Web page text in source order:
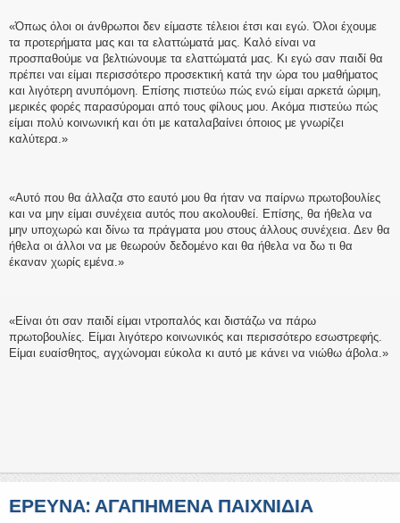
«Όπως όλοι οι άνθρωποι δεν είμαστε τέλειοι έτσι και εγώ. Όλοι έχουμε
τα προτερήματα μας και τα ελαττώματά μας. Καλό είναι να
προσπαθούμε να βελτιώνουμε τα ελαττώματά μας. Κι εγώ σαν παιδί θα
πρέπει ναι είμαι περισσότερο προσεκτική κατά την ώρα του μαθήματος
και λιγότερη ανυπόμονη. Επίσης πιστεύω πώς ενώ είμαι αρκετά ώριμη,
μερικές φορές παρασύρομαι από τους φίλους μου. Ακόμα πιστεύω πώς
είμαι πολύ κοινωνική και ότι με καταλαβαίνει όποιος με γνωρίζει
καλύτερα.»
«Αυτό που θα άλλαζα στο εαυτό μου θα ήταν να παίρνω πρωτοβουλίες
και να μην είμαι συνέχεια αυτός που ακολουθεί. Επίσης, θα ήθελα να
μην υποχωρώ και δίνω τα πράγματα μου στους άλλους συνέχεια. Δεν θα
ήθελα οι άλλοι να με θεωρούν δεδομένο και θα ήθελα να δω τι θα
έκαναν χωρίς εμένα.»
«Είναι ότι σαν παιδί είμαι ντροπαλός και διστάζω να πάρω
πρωτοβουλίες. Είμαι λιγότερο κοινωνικός και περισσότερο εσωστρεφής.
Είμαι ευαίσθητος, αγχώνομαι εύκολα κι αυτό με κάνει να νιώθω άβολα.»
ΕΡΕΥΝΑ: ΑΓΑΠΗΜΕΝΑ ΠΑΙΧΝΙΔΙΑ